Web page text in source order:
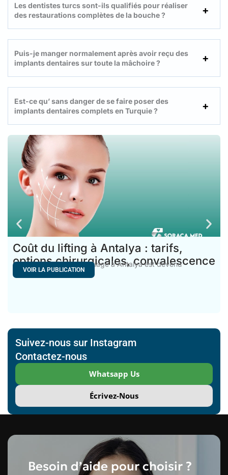
Les dentistes turcs sont-ils qualifiés pour réaliser
des restaurations complètes de la bouche ?
Puis-je manger normalement après avoir reçu des
implants dentaires sur toute la mâchoire ?
Est-ce qu’ sans danger de se faire poser des
implants dentaires complets en Turquie ?
Coût du lifting à Antalya : tarifs,
options chirurgicales, convalescence
Le coût d’un lifting du visage à Antalya est devenu
VOIR LA PUBLICATION
Suivez-nous sur Instagram
Contactez-nous
Whatsapp Us
Écrivez-Nous
Besoin d’aide pour choisir ?